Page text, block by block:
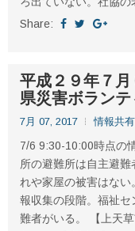
Share:
平成２９年７
県災害ボランテ
7月 07, 2017 情報共有
7/6 9:30-10:00時点の
所の避難所は自主避
れや家屋の被害はな
報収集の段階。福祉
難者がいる。 【上天